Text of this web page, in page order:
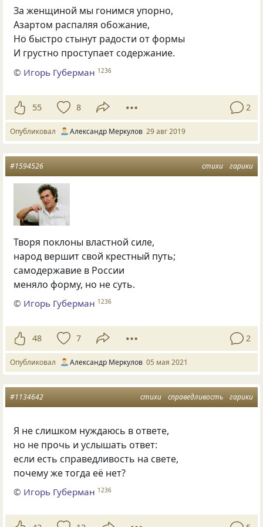
За женщиной мы гонимся упорно,
Азартом распаляя обожание,
Но быстро стынут радости от формы
И грустно проступает содержание.
© Игорь Губерман 1236
55 8 2
Опубликовал Александр Меркулов 29 авг 2019
стихи гарики
#1594526
Творя поклоны властной силе,
народ вершит свой крестный путь;
самодержавие в России
меняло форму, но не суть.
© Игорь Губерман 1236
48 7 2
Опубликовал Александр Меркулов 05 мая 2021
стихи справедливость гарики
#1134642
Я не слишком нуждаюсь в ответе,
но не прочь и услышать ответ:
если есть справедливость на свете,
почему же тогда её нет?
© Игорь Губерман 1236